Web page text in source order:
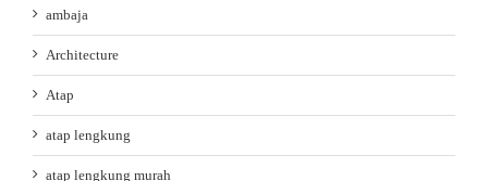
ambaja
Architecture
Atap
atap lengkung
atap lengkung murah